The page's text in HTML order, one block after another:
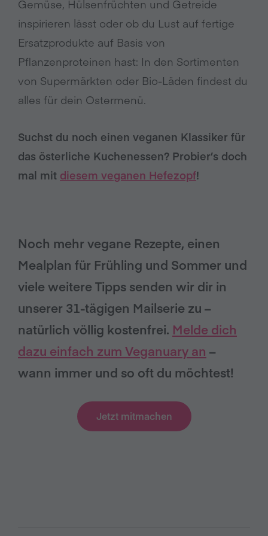
Gemüse, Hülsenfrüchten und Getreide
inspirieren lässt oder ob du Lust auf fertige
Ersatzprodukte auf Basis von
Pflanzenproteinen hast: In den Sortimenten
von Supermärkten oder Bio-Läden findest du
alles für dein Ostermenü.
Suchst du noch einen veganen Klassiker für
das österliche Kuchenessen? Probier’s doch
mal mit diesem veganen Hefezopf!
Noch mehr vegane Rezepte, einen
Mealplan für Frühling und Sommer und
viele weitere Tipps senden wir dir in
unserer 31-tägigen Mailserie zu –
natürlich völlig kostenfrei. Melde dich
dazu einfach zum Veganuary an –
wann immer und so oft du möchtest!
Jetzt mitmachen